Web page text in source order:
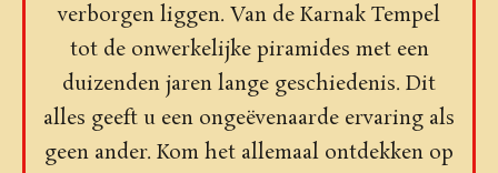
verborgen liggen. Van de Karnak Tempel
tot de onwerkelijke piramides met een
duizenden jaren lange geschiedenis. Dit
alles geeft u een ongeëvenaarde ervaring als
geen ander. Kom het allemaal ontdekken op